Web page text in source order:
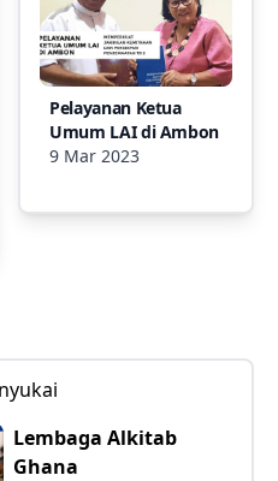
Pelayanan Ketua
Umum LAI di Ambon
9 Mar 2023
Lembaga Alkitab
Ghana